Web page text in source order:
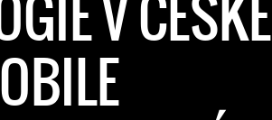
V ČESKÉ